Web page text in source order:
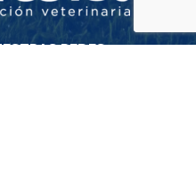
REDES